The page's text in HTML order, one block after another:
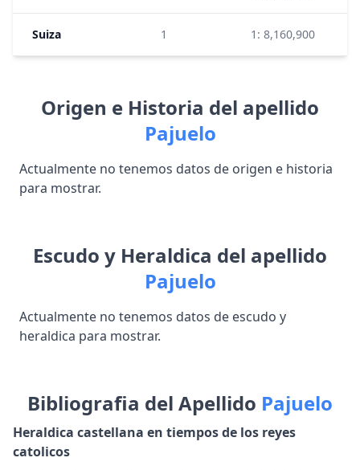
Suiza 1 1: 8,160,900
Origen e Historia del apellido
Pajuelo
Actualmente no tenemos datos de origen e historia
para mostrar.
Escudo y Heraldica del apellido
Pajuelo
Actualmente no tenemos datos de escudo y
heraldica para mostrar.
Bibliografia del Apellido Pajuelo
Heraldica castellana en tiempos de los reyes
catolicos